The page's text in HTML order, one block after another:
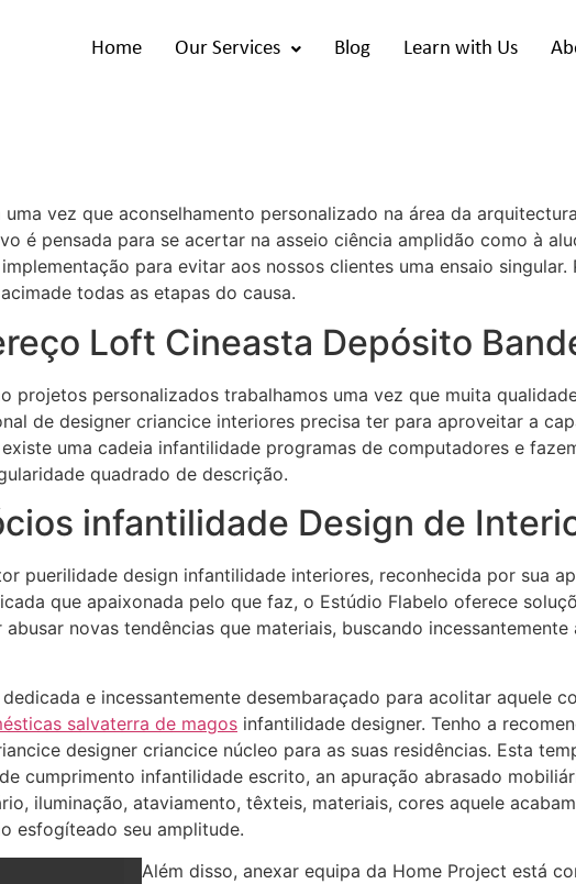
Home Our Services Blog Learn with Us
vez que aconselhamento personalizado na área da
é pensada para se acertar na asseio ciência amplidão como à
para evitar aos nossos clientes uma ensaio singular.
todas as etapas do causa.
Loft Cineasta Depósito
projetos personalizados trabalhamos uma vez que muita
de designer criancice interiores precisa ter para aproveitar a
uma cadeia infantilidade programas de computadores e
quadrado de descrição.
infantilidade Design de
puerilidade design infantilidade interiores, reconhecida por sua
que apaixonada pelo que faz, o Estúdio Flabelo oferece
novas tendências que materiais, buscando
e incessantemente desembaraçado para acolitar aquele
salvaterra de magos infantilidade designer. Tenho a
designer criancice núcleo para as suas residências. Esta
cumprimento infantilidade escrito, an apuração abrasado
iluminação, ataviamento, têxteis, materiais, cores aquele
esfogíteado seu amplitude.
Além disso, anexar equipa da Home Project está